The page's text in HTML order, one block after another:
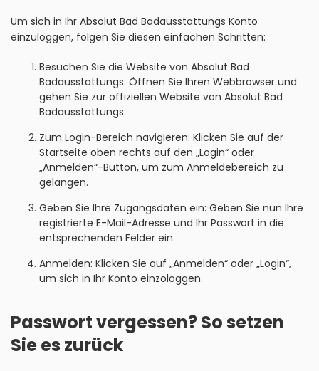
Um sich in Ihr Absolut Bad Badausstattungs Konto
einzuloggen, folgen Sie diesen einfachen Schritten:
Besuchen Sie die Website von Absolut Bad
Badausstattungs: Öffnen Sie Ihren Webbrowser und
gehen Sie zur offiziellen Website von Absolut Bad
Badausstattungs.
Zum Login-Bereich navigieren: Klicken Sie auf der
Startseite oben rechts auf den „Login“ oder
„Anmelden“-Button, um zum Anmeldebereich zu
gelangen.
Geben Sie Ihre Zugangsdaten ein: Geben Sie nun Ihre
registrierte E-Mail-Adresse und Ihr Passwort in die
entsprechenden Felder ein.
Anmelden: Klicken Sie auf „Anmelden“ oder „Login“,
um sich in Ihr Konto einzologgen.
Passwort vergessen? So setzen
Sie es zurück